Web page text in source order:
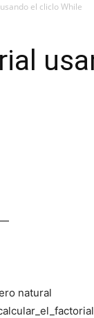
el cliclo While
—
natural